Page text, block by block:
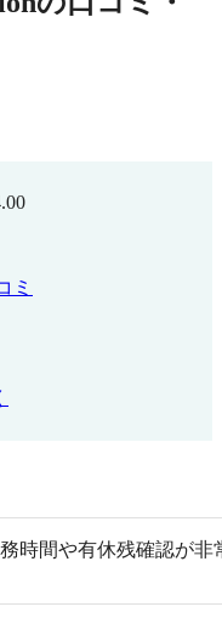
ミ
時間や有休残確認が非